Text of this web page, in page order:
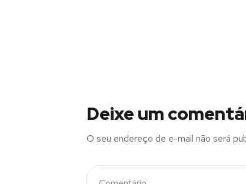
Deixe um
O seu endereço de e-mail não será